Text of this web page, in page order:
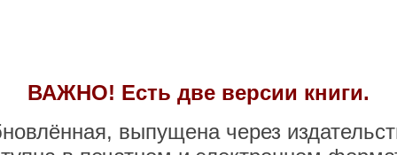
ВАЖНО! Есть две версии книги.
выпущена через